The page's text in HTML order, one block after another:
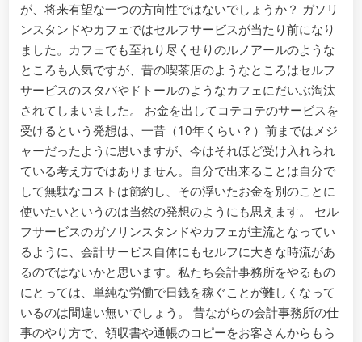
が、将来有望な一つの方向性ではないでしょうか？ ガソリ
ンスタンドやカフェではセルフサービスが当たり前になり
ました。カフェでも至れり尽くせりのルノアールのような
ところも人気ですが、昔の喫茶店のようなところはセルフ
サービスのスタバやドトールのようなカフェにだいぶ淘汰
されてしまいました。 お金を出してコテコテのサービスを
受けるという発想は、一昔（10年くらい？）前まではメジ
ャーだったように思いますが、今はそれほど受け入れられ
ている考え方ではありません。自分で出来ることは自分で
して無駄なコストは節約し、その浮いたお金を別のことに
使いたいというのは当然の発想のようにも思えます。 セル
フサービスのガソリンスタンドやカフェが主流となってい
るように、会計サービス自体にもセルフに大きな時流があ
るのではないかと思います。私たち会計事務所をやるもの
にとっては、単純な労働で日銭を稼ぐことが難しくなって
いるのは間違い無いでしょう。 昔ながらの会計事務所の仕
事のやり方で、領収書や通帳のコピーをお客さんからもら